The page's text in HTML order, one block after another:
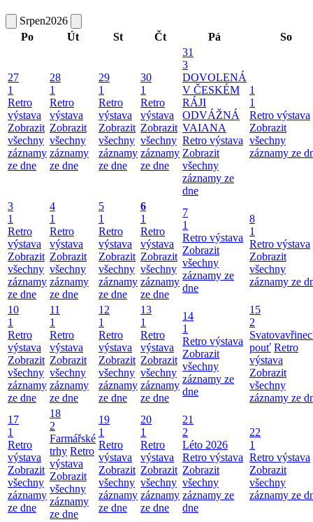
Srpen2026
Po
Út St Čt Pá So
27
1
Retro
výstava
Zobrazit
všechny
záznamy
ze dne
28
1
Retro
výstava
Zobrazit
všechny
záznamy
ze dne
29
1
Retro
výstava
Zobrazit
všechny
záznamy
ze dne
30
1
Retro
výstava
Zobrazit
všechny
záznamy
ze dne
31
3
DOVOLENÁ
V ČESKÉM
RÁJI
ODVÁŽNÁ
VAIANA
Retro výstava
Zobrazit
všechny
záznamy ze
dne
1
1
Retro výstava
Zobrazit
všechny
záznamy ze
3
1
Retro
výstava
Zobrazit
všechny
záznamy
ze dne
4
1
Retro
výstava
Zobrazit
všechny
záznamy
ze dne
5
1
Retro
výstava
Zobrazit
všechny
záznamy
ze dne
6
1
Retro
výstava
Zobrazit
všechny
záznamy
ze dne
7
1
Retro výstava
Zobrazit
všechny
záznamy ze
dne
8
1
Retro výstava
Zobrazit
všechny
záznamy ze
10
1
Retro
výstava
Zobrazit
všechny
záznamy
ze dne
11
1
Retro
výstava
Zobrazit
všechny
záznamy
ze dne
12
1
Retro
výstava
Zobrazit
všechny
záznamy
ze dne
13
1
Retro
výstava
Zobrazit
všechny
záznamy
ze dne
14
1
Retro výstava
Zobrazit
všechny
záznamy ze
dne
15
2
pouť Retro
výstava
Zobrazit
všechny
záznamy ze
17
1
Retro
výstava
Zobrazit
všechny
záznamy
ze dne
18
2
Farmářské
trhy Retro
výstava
Zobrazit
všechny
záznamy
ze dne
19
1
Retro
výstava
Zobrazit
všechny
záznamy
ze dne
20
1
Retro
výstava
Zobrazit
všechny
záznamy
ze dne
21
2
Léto 2026
Retro výstava
Zobrazit
všechny
záznamy ze
dne
22
1
Retro výstava
Zobrazit
všechny
záznamy ze